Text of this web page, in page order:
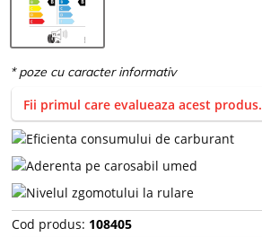
Fii primul care evalueaza acest produs.
Cod produs: 108405